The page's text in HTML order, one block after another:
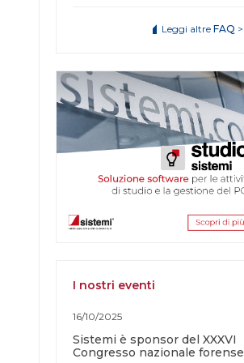
Leggi altre FAQ >
I nostri eventi
16/10/2025
Sistemi è sponsor del XXXVI
Congresso nazionale forense